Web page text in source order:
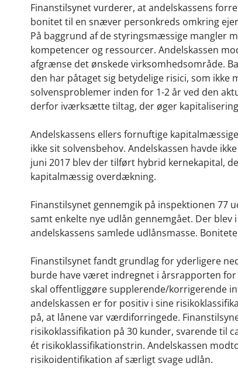
Finanstilsynet vurderer, at andelskassens
bonitet til en snæver personkreds omkring
På baggrund af de styringsmæssige mangler
kompetencer og ressourcer. Andelskassen
afgrænse det ønskede virksomhedsområde.
den har påtaget sig betydelige risici, som ikke
solvensproblemer inden for 1-2 år ved den
derfor iværksætte tiltag, der øger
Andelskassens ellers fornuftige
ikke sit solvensbehov. Andelskassen havde
juni 2017 blev der tilført hybrid kernekapital,
kapitalmæssig overdækning.
Finanstilsynet gennemgik på inspektionen 77
samt enkelte nye udlån gennemgået. Der blev
andelskassens samlede udlånsmasse.
Finanstilsynet fandt grundlag for yderligere
burde have været indregnet i årsrapporten
skal offentliggøre supplerende/korrigerende
andelskassen er for positiv i sine
på, at lånene var værdiforringede.
risikoklassifikation på 30 kunder, svarende til
ét risikoklassifikationstrin. Andelskassen
risikoidentifikation af særligt svage udlån.